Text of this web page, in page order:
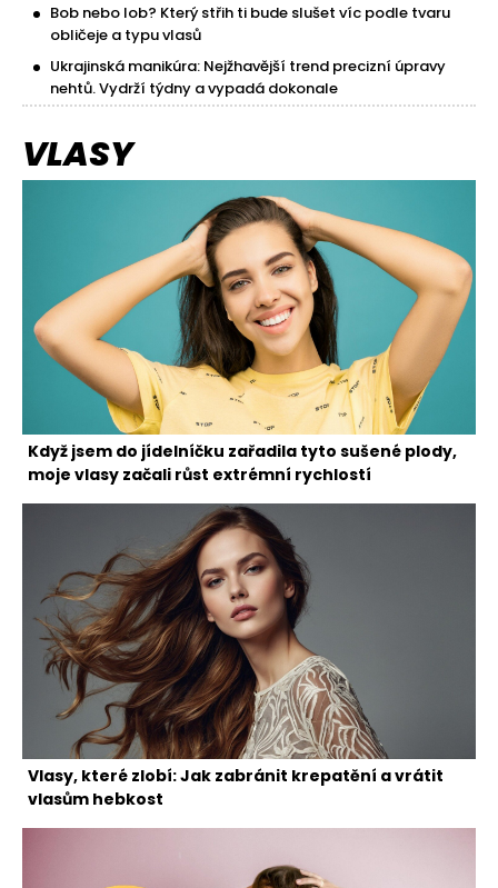
Bob nebo lob? Který střih ti bude slušet víc podle tvaru
obličeje a typu vlasů
Ukrajinská manikúra: Nejžhavější trend precizní úpravy
nehtů. Vydrží týdny a vypadá dokonale
VLASY
Když jsem do jídelníčku zařadila tyto sušené plody,
moje vlasy začali růst extrémní rychlostí
Vlasy, které zlobí: Jak zabránit krepatění a vrátit
vlasům hebkost